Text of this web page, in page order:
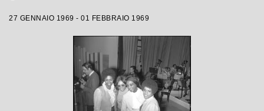
27 GENNAIO 1969 - 01 FEBBRAIO 1969